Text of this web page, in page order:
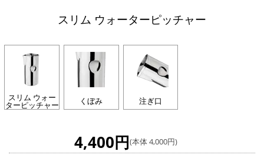
スリム ウォーターピッチャー
スリム ウォー
ターピッチャー くぼみ 注ぎ口
4,400円(本体 4,000円)